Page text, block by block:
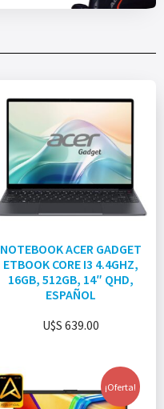
NOTEBOOK ACER GADGET
ETBOOK CORE I3 4.4GHZ,
16GB, 512GB, 14″ QHD,
ESPAÑOL
U$S 639.00
¡Oferta!